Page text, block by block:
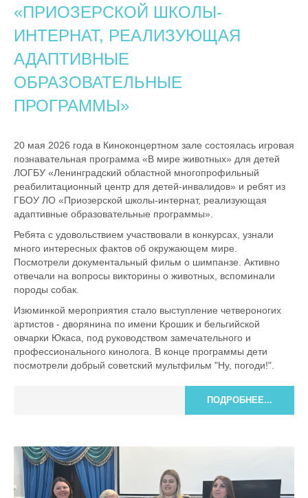
«ПРИОЗЕРСКОЙ ШКОЛЫ-
ИНТЕРНАТ, РЕАЛИЗУЮЩАЯ
АДАПТИВНЫЕ
ОБРАЗОВАТЕЛЬНЫЕ
ПРОГРАММЫ»
20 мая 2026 года в Киноконцертном зале состоялась игровая
познавательная программа «В мире животных» для детей
ЛОГБУ «Ленинградский областной многопрофильный
реабилитационный центр для детей-инвалидов» и ребят из
ГБОУ ЛО «Приозерской школы-интернат, реализующая
адаптивные образовательные программы».
Ребята с удовольствием участвовали в конкурсах, узнали
много интересных фактов об окружающем мире.
Посмотрели документальный фильм о шимпанзе. Активно
отвечали на вопросы викторины о животных, вспоминали
породы собак.
Изюминкой мероприятия стало выступление четвероногих
артистов - дворянина по имени Крошик и бельгийской
овчарки Юкаса, под руководством замечательного и
профессионального кинолога. В конце программы дети
посмотрели добрый советский мультфильм "Ну, погоди!".
ПОДРОБНЕЕ...